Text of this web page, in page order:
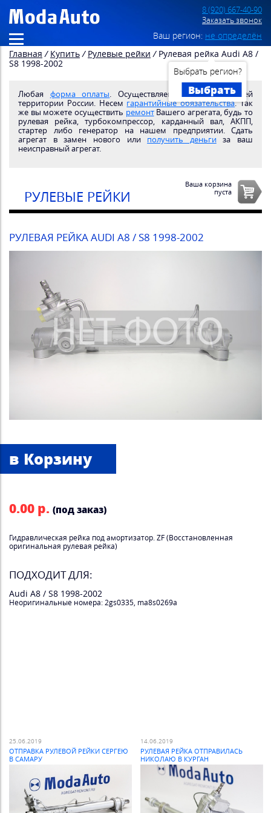
8 (920) 667-40-90
Заказать звонок
Ваш регион: не определён
Выбрать регион?
Выбрать
Главная / Купить / Рулевые рейки / Рулевая рейка Audi A8 /
S8 1998-2002
Любая форма оплаты. Осуществляем доставкупо всей
территории России. Несем гарантийные обязательства. Так
же вы можете осуществить ремонтВашего агрегата, будь то
рулевая рейка, турбокомпрессор, карданный вал, АКПП,
стартер либо генератор на нашем предприятии. Сдать
агрегат в замен нового или получить деньгиза ваш
неисправный агрегат.
РУЛЕВЫЕ РЕЙКИ
Ваша корзина
пуста
РУЛЕВАЯ РЕЙКА AUDI A8 / S8 1998-2002
0.00 р. (под заказ)
Гидравлическая рейка под амортизатор. ZF (Восстановленная
оригинальная рулевая рейка)
ПОДХОДИТ ДЛЯ:
Audi A8 / S8 1998-2002
Неоригинальные номера: 2gs0335, ma8s0269a
25.06.2019
ОТПРАВКА РУЛЕВОЙ РЕЙКИ СЕРГЕЮ
В САМАРУ
14.06.2019
РУЛЕВАЯ РЕЙКА ОТПРАВИЛАСЬ
НИКОЛАЮ В КУРГАН